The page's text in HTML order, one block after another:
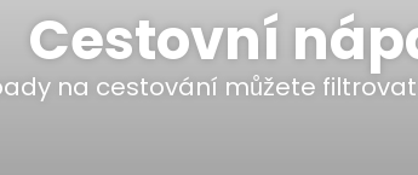
Cestovní
na cestování můžete